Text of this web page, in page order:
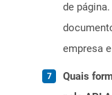
de
empresa
Quais